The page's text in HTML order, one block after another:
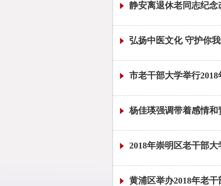
静安离退休老同志纪
弘扬中医文化 守护你
市老干部大学举行
杨佳瑛强调带着感情
2018年崇明区老干部
黄浦区举办2018年老